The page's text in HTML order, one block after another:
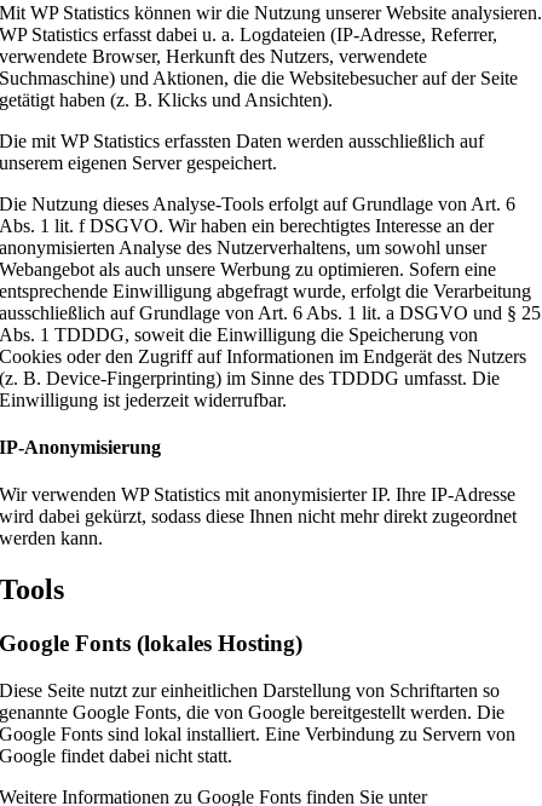
Mit WP Statistics können wir die Nutzung unserer Website analysieren.
WP Statistics erfasst dabei u. a. Logdateien (IP-Adresse, Referrer,
verwendete Browser, Herkunft des Nutzers, verwendete
Suchmaschine) und Aktionen, die die Websitebesucher auf der Seite
getätigt haben (z. B. Klicks und Ansichten).
Die mit WP Statistics erfassten Daten werden ausschließlich auf
unserem eigenen Server gespeichert.
Die Nutzung dieses Analyse-Tools erfolgt auf Grundlage von Art. 6
Abs. 1 lit. f DSGVO. Wir haben ein berechtigtes Interesse an der
anonymisierten Analyse des Nutzerverhaltens, um sowohl unser
Webangebot als auch unsere Werbung zu optimieren. Sofern eine
entsprechende Einwilligung abgefragt wurde, erfolgt die Verarbeitung
ausschließlich auf Grundlage von Art. 6 Abs. 1 lit. a DSGVO und § 25
Abs. 1 TDDDG, soweit die Einwilligung die Speicherung von
Cookies oder den Zugriff auf Informationen im Endgerät des Nutzers
(z. B. Device-Fingerprinting) im Sinne des TDDDG umfasst. Die
Einwilligung ist jederzeit widerrufbar.
IP-Anonymisierung
Wir verwenden WP Statistics mit anonymisierter IP. Ihre IP-Adresse
wird dabei gekürzt, sodass diese Ihnen nicht mehr direkt zugeordnet
werden kann.
Tools
Google Fonts (lokales Hosting)
Diese Seite nutzt zur einheitlichen Darstellung von Schriftarten so
genannte Google Fonts, die von Google bereitgestellt werden. Die
Google Fonts sind lokal installiert. Eine Verbindung zu Servern von
Google findet dabei nicht statt.
Weitere Informationen zu Google Fonts finden Sie unter